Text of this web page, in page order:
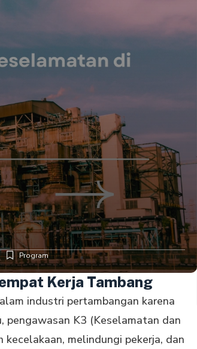
Program
Kerja Tambang
industri pertambangan karena
pengawasan K3 (Keselamatan dan
melindungi pekerja, dan